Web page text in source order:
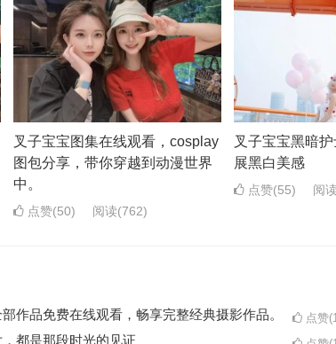
叉子宝宝图集在线观看，cosplay
图包分享，带你穿越到动漫世界
中。
点赞(50) 阅读(762)
叉子宝宝黑暗
展黑白美感
点赞(55) 阅读
作品免费在线观看，畅享完整经典摄影作品。 点赞
都是那段时光的见证